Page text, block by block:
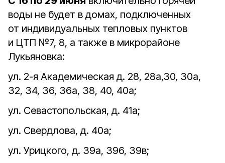
воды не будет в домах, подключенных
от индивидуальных тепловых пунктов
и ЦТП №7, 8, а также в микрорайоне
Лукьяновка:
ул. 2-я Академическая д. 28, 28а,30, 30а,
32, 34, 36, 36а, 38, 40, 40а;
ул. Севастопольская, д. 41а;
ул. Свердлова, д. 40а;
ул. Урицкого, д. 39а, 396, 39в;